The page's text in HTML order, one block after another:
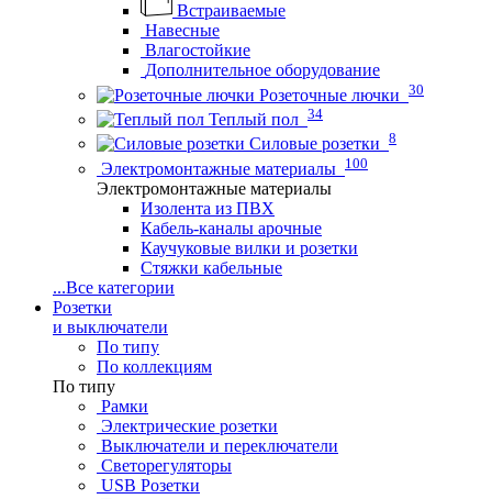
Встраиваемые
Навесные
Влагостойкие
Дополнительное оборудование
Розеточные лючки 30
Теплый пол 34
Силовые розетки 8
Электромонтажные материалы 100
Электромонтажные материалы
Изолента из ПВХ
Кабель-каналы арочные
Каучуковые вилки и розетки
Стяжки кабельные
...Все категории
Розетки
и выключатели
По типу
По коллекциям
По типу
Рамки
Электрические розетки
Выключатели и переключатели
Светорегуляторы
USB Розетки